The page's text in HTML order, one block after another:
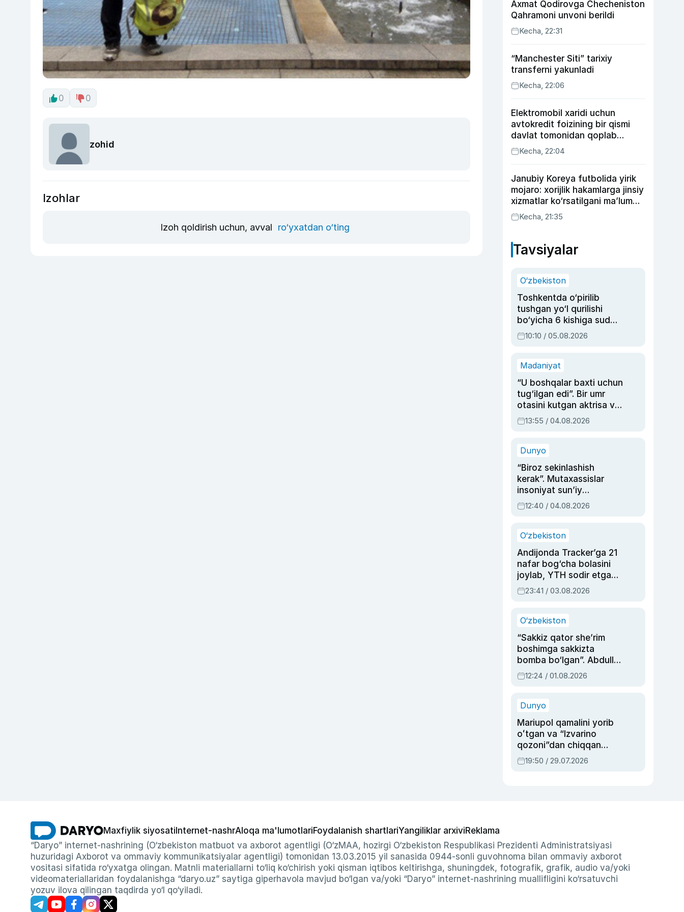
0 0
zohid
Izohlar
Izoh qoldirish uchun, avval ro‘yxatdan o‘ting
Axmat Qodirovga Checheniston
Qahramoni unvoni berildi
Kecha, 22:31
“Manchester Siti” tarixiy
transferni yakunladi
Kecha, 22:06
Elektromobil xaridi uchun
avtokredit foizining bir qismi
davlat tomonidan qoplab
berilishi mumkin
Kecha, 22:04
Janubiy Koreya futbolida yirik
mojaro: xorijlik hakamlarga jinsiy
xizmatlar ko‘rsatilgani ma’lum
qilindi
Kecha, 21:35
Tavsiyalar
O‘zbekiston
Toshkentda o‘pirilib
tushgan yo‘l qurilishi
bo‘yicha 6 kishiga sud
hukmi o‘qildi
10:10 / 05.08.2026
Madaniyat
“U boshqalar baxti uchun
tug‘ilgan edi”. Bir umr
otasini kutgan aktrisa va
dublyaj ustasi Rimma
Ahmedovaning
13:55 / 04.08.2026
Dunyo
“Biroz sekinlashish
kerak”. Mutaxassislar
insoniyat sun’iy
intellektni boshqara
olmay qolishidan xavotir
12:40 / 04.08.2026
O‘zbekiston
Andijonda Tracker’ga 21
nafar bog‘cha bolasini
joylab, YTH sodir etgan
ayolga sud hukmi o‘qildi
23:41 / 03.08.2026
O‘zbekiston
“Sakkiz qator she’rim
boshimga sakkizta
bomba bo‘lgan”. Abdulla
Oripovni siyosiy
ayblovlardan asrab
12:24 / 01.08.2026
Dunyo
Mariupol qamalini yorib
oʻtgan va “Izvarino
qozoni”dan chiqqan
qahramon — Ukraina
armiyasi bosh
19:50 / 29.07.2026
Maxfiylik siyosati Internet-nashrAloqa ma'lumotlariFoydalanish shartlariYangiliklar arxiviReklama
“Daryo” internet-nashrining (O‘zbekiston matbuot va axborot agentligi (O‘zMAA, hozirgi O‘zbekiston Respublikasi Prezidenti Administratsiyasi
huzuridagi Axborot va ommaviy kommunikatsiyalar agentligi) tomonidan 13.03.2015 yil sanasida 0944-sonli guvohnoma bilan ommaviy axborot
vositasi sifatida ro‘yxatga olingan. Matnli materiallarni to‘liq ko‘chirish yoki qisman iqtibos keltirishga, shuningdek, fotografik, grafik, audio va/yoki
videomateriallaridan foydalanishga “daryo.uz” saytiga giperhavola mavjud bo‘lgan va/yoki “Daryo” internet-nashrining muallifligini ko‘rsatuvchi
yozuv ilova qilingan taqdirda yo‘l qo‘yiladi.